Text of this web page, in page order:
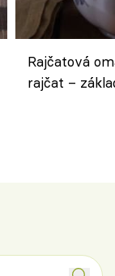
Rajčatová
rajčat –